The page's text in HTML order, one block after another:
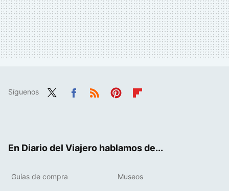
Síguenos
En Diario del Viajero hablamos de...
Guías de compra Museos